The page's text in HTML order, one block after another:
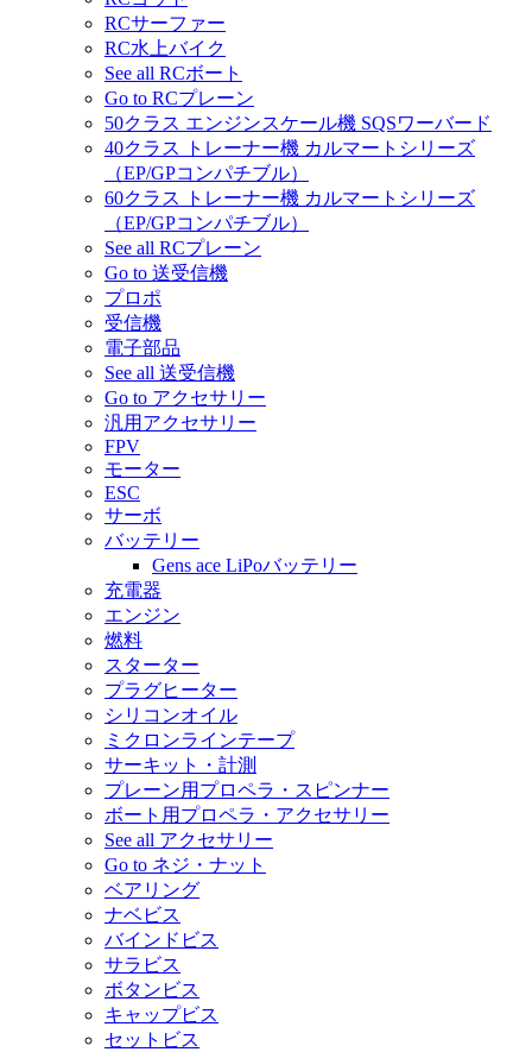
RCサーファー
RC水上バイク
See all RCボート
Go to RCプレーン
50クラス エンジンスケール機 SQSワーバード
40クラス トレーナー機 カルマートシリーズ
（EP/GPコンパチブル）
60クラス トレーナー機 カルマートシリーズ
（EP/GPコンパチブル）
See all RCプレーン
Go to 送受信機
プロポ
受信機
電子部品
See all 送受信機
Go to アクセサリー
汎用アクセサリー
FPV
モーター
ESC
サーボ
バッテリー
Gens ace LiPoバッテリー
充電器
エンジン
燃料
スターター
プラグヒーター
シリコンオイル
ミクロンラインテープ
サーキット・計測
プレーン用プロペラ・スピンナー
ボート用プロペラ・アクセサリー
See all アクセサリー
Go to ネジ・ナット
ベアリング
ナベビス
バインドビス
サラビス
ボタンビス
キャップビス
セットビス